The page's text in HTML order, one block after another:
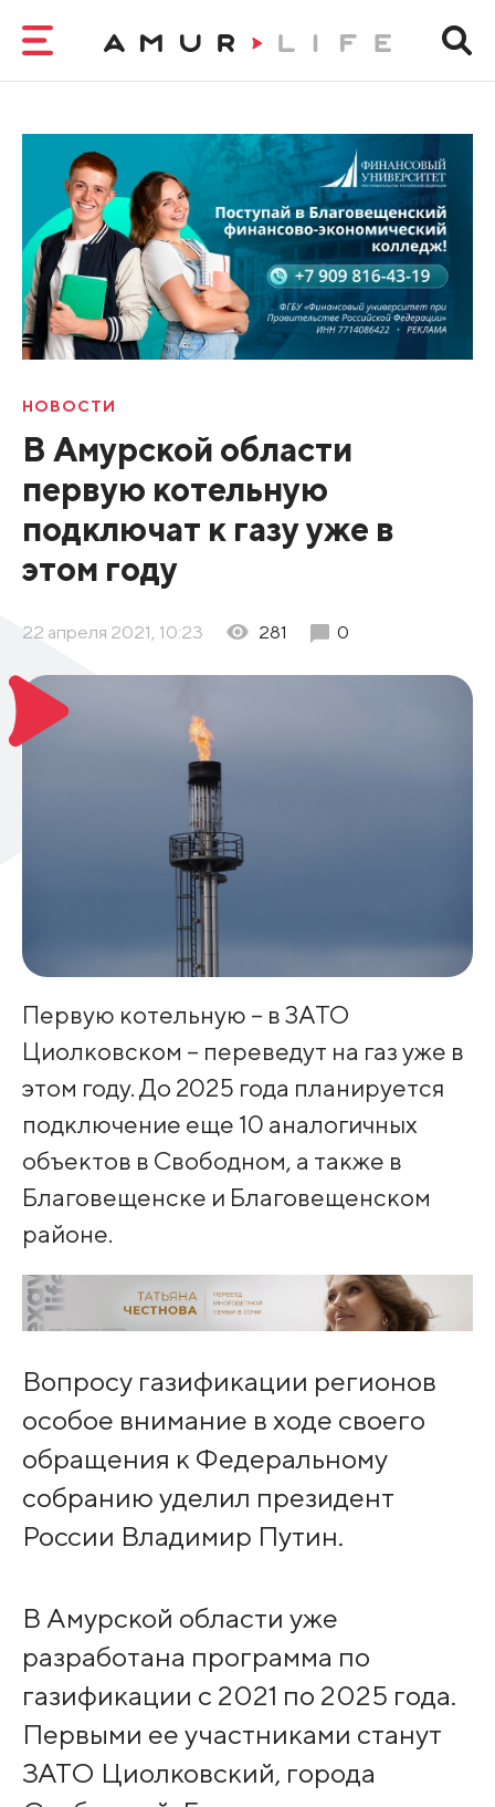
НОВОСТИ
В Амурской области
первую котельную
подключат к газу уже в
этом году
22 апреля 2021, 10:23 281 0
Первую котельную – в ЗАТО
Циолковском – переведут на газ уже в
этом году. До 2025 года планируется
подключение еще 10 аналогичных
объектов в Свободном, а также в
Благовещенске и Благовещенском
районе.
Вопросу газификации регионов
особое внимание в ходе своего
обращения к Федеральному
собранию уделил президент
России Владимир Путин.
В Амурской области уже
разработана программа по
газификации с 2021 по 2025 года.
Первыми ее участниками станут
ЗАТО Циолковский, города